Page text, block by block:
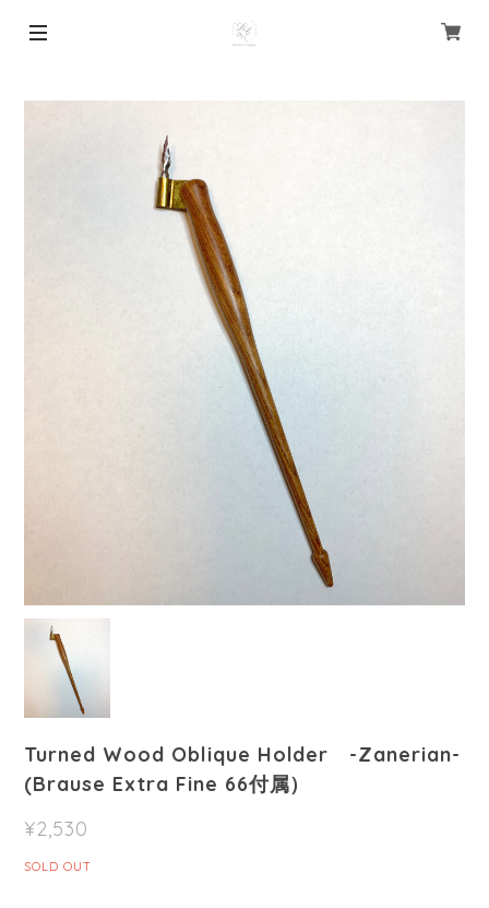
Turned Wood Oblique Holder -Zanerian-
(Brause Extra Fine 66付属）
¥2,530
SOLD OUT